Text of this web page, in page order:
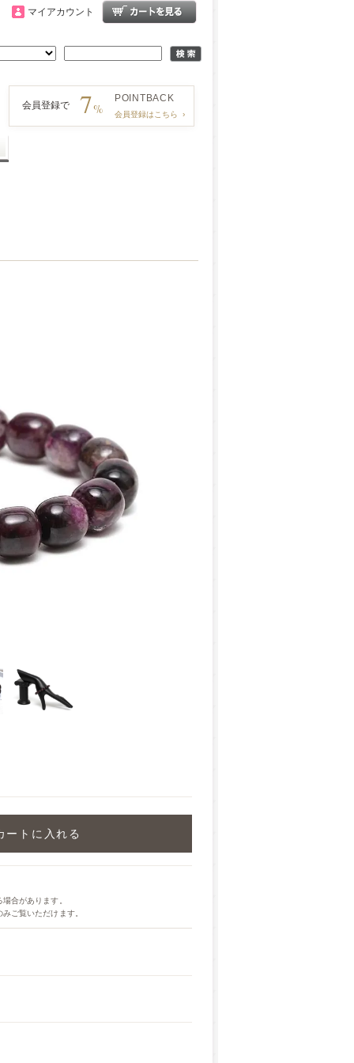
マイアカウント
会員登録で 7%
POINT BACK
会員登録はこちら ›
ートに入れる
合があります。
ご覧いただけます。